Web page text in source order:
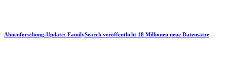
Ahnenforschung-Update: FamilySearch veröffentlicht 18 Millionen neue Datensätze